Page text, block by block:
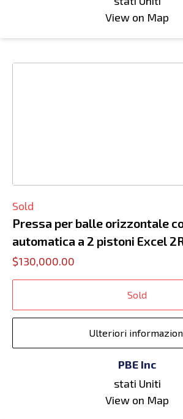
View on Map
Sold
Pressa per balle orizzontale
automatica a 2 pistoni Excel
$130,000.00
Sold
Ulteriori
PBE Inc
stati Uniti
View on Map